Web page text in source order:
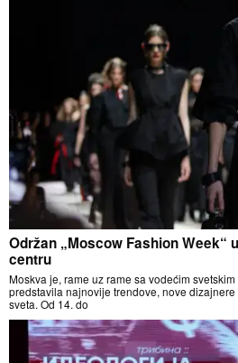
Održan „Moscow Fashion Week“
centru
Moskva je, rame uz rame sa vodećim
predstavila najnovije trendove, nove
sveta. Od 14. do